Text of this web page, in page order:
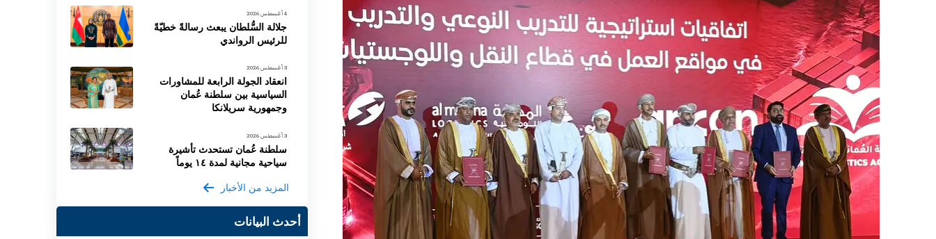
4 أغسطس 2026
جلالة السُّلطان يبعث رسالةً خطيّةً
للرئيس الرواندي
3 أغسطس 2026
انعقاد الجولة الرابعة للمشاورات
السياسية بين سلطنة عُمان
وجمهورية سريلانكا
3 أغسطس 2026
سلطنة عُمان تستحدث تأشيرة
سياحية مجانية لمدة ١٤ يوماً
المزيد من الأخبار
أحدث البيانات